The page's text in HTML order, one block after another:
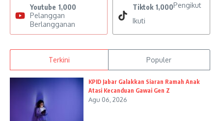
Youtube 1,000
Pelanggan
Berlangganan
Tiktok 1,000Pengikut
Ikuti
Terkini Populer
KPID Jabar Galakkan Siaran Ramah Anak
Atasi Kecanduan Gawai Gen Z
Agu 06, 2026